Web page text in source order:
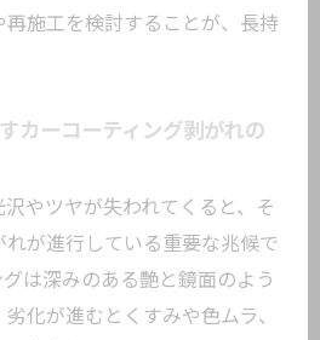
再施工を検討することが、長持
カーコーティング剥がれの
やツヤが失われてくると、そ
が進行している重要な兆候で
は深みのある艶と鏡面のよう
化が進むとくすみや色ムラ、